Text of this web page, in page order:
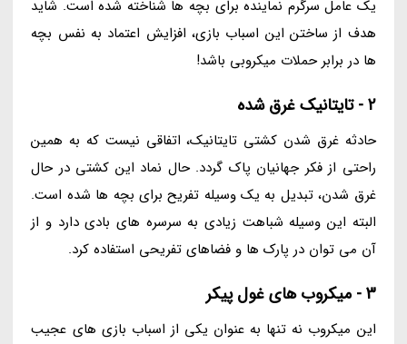
یک عامل سرگرم نماینده برای بچه ها شناخته شده است. شاید
هدف از ساختن این اسباب بازی، افزایش اعتماد به نفس بچه
ها در برابر حملات میکروبی باشد!
2 - تایتانیک غرق شده
حادثه غرق شدن کشتی تایتانیک، اتفاقی نیست که به همین
راحتی از فکر جهانیان پاک گردد. حال نماد این کشتی در حال
غرق شدن، تبدیل به یک وسیله تفریح برای بچه ها شده است.
البته این وسیله شباهت زیادی به سرسره های بادی دارد و از
آن می توان در پارک ها و فضاهای تفریحی استفاده کرد.
3 - میکروب های غول پیکر
این میکروب نه تنها به عنوان یکی از اسباب بازی های عجیب